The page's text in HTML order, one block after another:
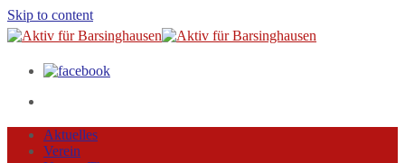
Skip to content
Aktuelles
Verein